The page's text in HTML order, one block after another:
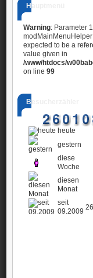
Hauptmenü
Warning: Parameter
expected to be a
value given in
/www/htdocs/
on line 99
Besucherzähler
heute
gestern
diese
Woche
diesen
Monat
seit
09.2009